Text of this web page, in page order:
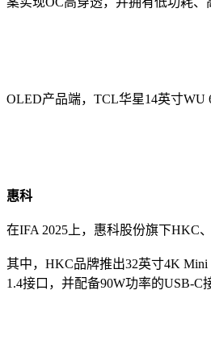
OLED产品端，TCL华星14英寸WU
惠科
在IFA 2025上，惠科股份旗下HKC
其中，HKC品牌推出32英寸4K
1.4接口，并配备90W功率的USB-C